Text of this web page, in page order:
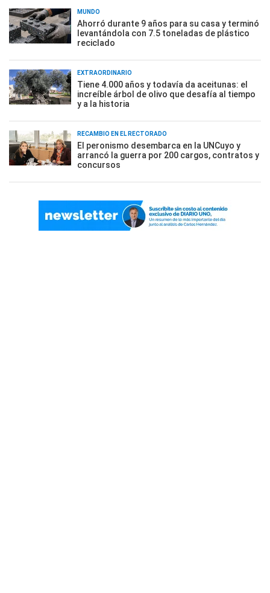
MUNDO
Ahorró durante 9 años para su casa y terminó
levantándola con 7.5 toneladas de plástico
reciclado
EXTRAORDINARIO
Tiene 4.000 años y todavía da aceitunas: el
increíble árbol de olivo que desafía al tiempo
y a la historia
RECAMBIO EN EL RECTORADO
El peronismo desembarca en la UNCuyo y
arrancó la guerra por 200 cargos, contratos y
concursos